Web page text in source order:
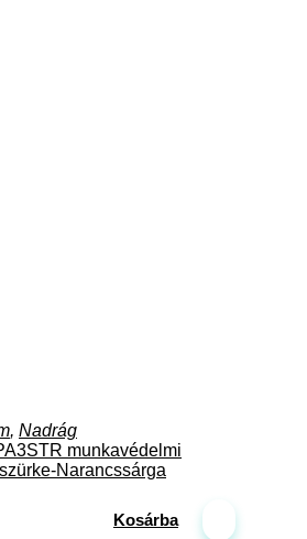
munkavédelmi
Narancssárga
, Nadrág
Kosárba